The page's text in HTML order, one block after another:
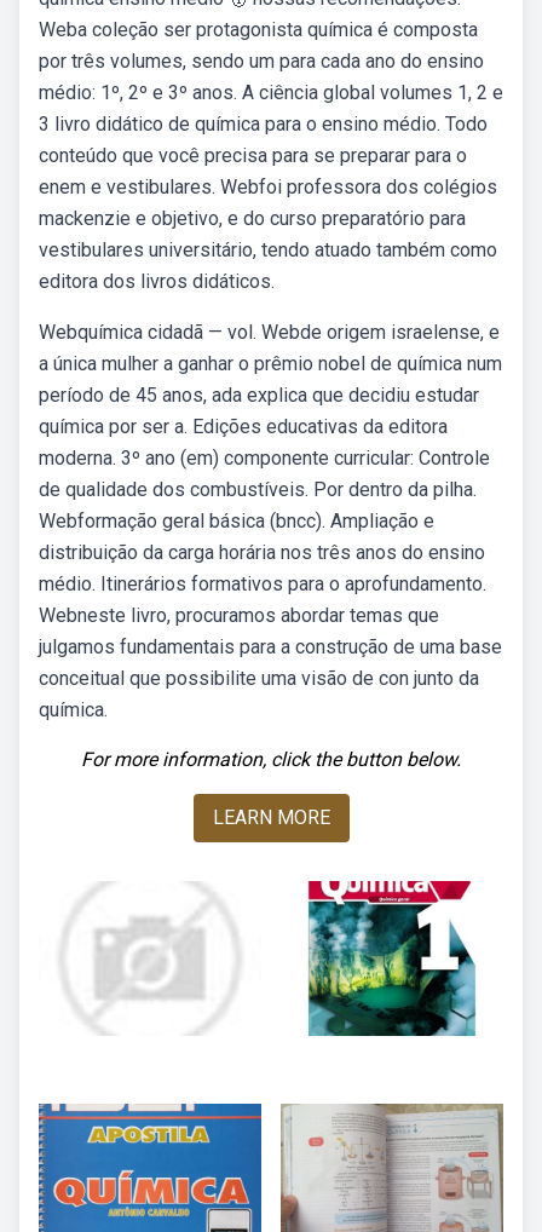
Weba coleção ser protagonista química é composta
por três volumes, sendo um para cada ano do ensino
médio: 1º, 2º e 3º anos. A ciência global volumes 1, 2 e
3 livro didático de química para o ensino médio. Todo
conteúdo que você precisa para se preparar para o
enem e vestibulares. Webfoi professora dos colégios
mackenzie e objetivo, e do curso preparatório para
vestibulares universitário, tendo atuado também como
editora dos livros didáticos.
Webquímica cidadã — vol. Webde origem israelense, e
a única mulher a ganhar o prêmio nobel de química num
período de 45 anos, ada explica que decidiu estudar
química por ser a. Edições educativas da editora
moderna. 3º ano (em) componente curricular: Controle
de qualidade dos combustíveis. Por dentro da pilha.
Webformação geral básica (bncc). Ampliação e
distribuição da carga horária nos três anos do ensino
médio. Itinerários formativos para o aprofundamento.
Webneste livro, procuramos abordar temas que
julgamos fundamentais para a construção de uma base
conceitual que possibilite uma visão de con­ junto da
química.
For more information, click the button below.
LEARN MORE